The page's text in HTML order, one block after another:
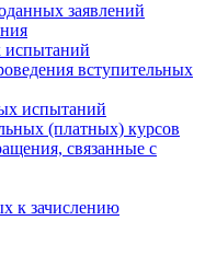
заявлений
испытаний
вступительных
испытаний
(платных) курсов
связанные с
к зачислению